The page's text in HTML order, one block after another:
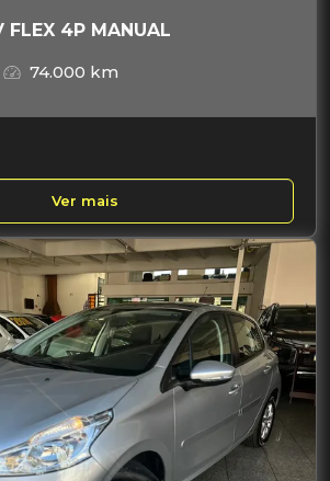
FLEX 4P MANUAL
74.000 km
Ver mais